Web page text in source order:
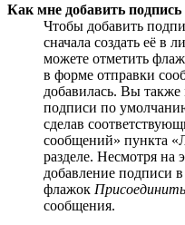
Как мне добавить
Чтобы добавить
сначала создать её в
можете отметить
в форме отправки
добавилась. Вы также
подписи по
сделав
сообщений» пункта
разделе. Несмотря на
добавление подписи
флажок
сообщения.